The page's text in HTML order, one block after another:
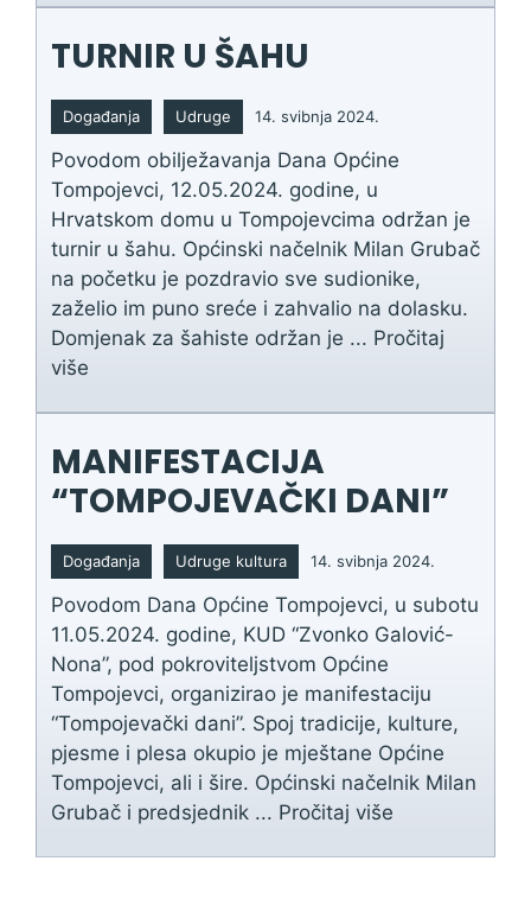
TURNIR U ŠAHU
Događanja Udruge 14. svibnja 2024.
Povodom obilježavanja Dana Općine
Tompojevci, 12.05.2024. godine, u
Hrvatskom domu u Tompojevcima održan je
turnir u šahu. Općinski načelnik Milan Grubač
na početku je pozdravio sve sudionike,
zaželio im puno sreće i zahvalio na dolasku.
Domjenak za šahiste održan je ... Pročitaj
više
MANIFESTACIJA
“TOMPOJEVAČKI DANI”
Događanja Udruge kultura 14. svibnja 2024.
Povodom Dana Općine Tompojevci, u subotu
11.05.2024. godine, KUD “Zvonko Galović-
Nona”, pod pokroviteljstvom Općine
Tompojevci, organizirao je manifestaciju
“Tompojevački dani”. Spoj tradicije, kulture,
pjesme i plesa okupio je mještane Općine
Tompojevci, ali i šire. Općinski načelnik Milan
Grubač i predsjednik ... Pročitaj više